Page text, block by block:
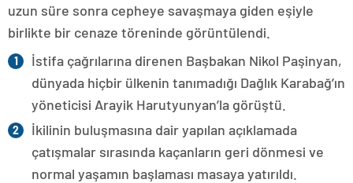
uzun süre sonra cepheye savaşmaya giden eşiyle
birlikte bir cenaze töreninde görüntülendi.
İstifa çağrılarına direnen Başbakan Nikol Paşinyan,
dünyada hiçbir ülkenin tanımadığı Dağlık Karabağ’ın
yöneticisi Arayik Harutyunyan’la görüştü.
İkilinin buluşmasına dair yapılan açıklamada
çatışmalar sırasında kaçanların geri dönmesi ve
normal yaşamın başlaması masaya yatırıldı.